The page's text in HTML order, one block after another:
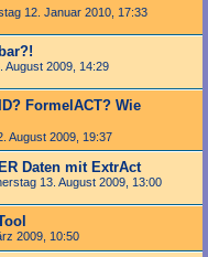
12. Januar 2010, 17:33
August 2009, 14:29
FormelACT? Wie
August 2009, 19:37
Daten mit ExtrAct
13. August 2009, 13:00
2009, 10:50